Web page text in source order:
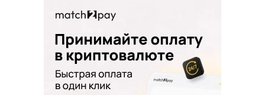
d
o
n
а
в
и
т